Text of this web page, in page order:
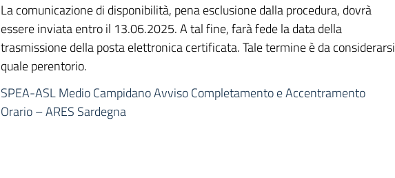
La comunicazione di disponibilità, pena esclusione dalla procedura, dovrà
essere inviata entro il 13.06.2025. A tal fine, farà fede la data della
trasmissione della posta elettronica certificata. Tale termine è da considerarsi
quale perentorio.
SPEA-ASL Medio Campidano Avviso Completamento e Accentramento
Orario – ARES Sardegna